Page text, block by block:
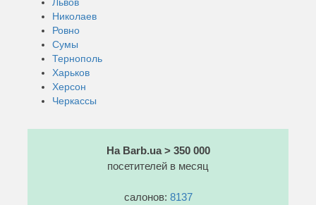
Николаев
Ровно
Сумы
Тернополь
Харьков
Херсон
Черкассы
На Barb.ua > 350 000
посетителей в месяц
салонов: 8137